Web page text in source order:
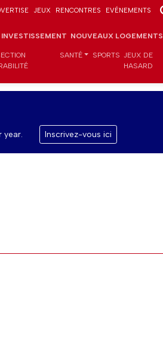
JEUX RENCONTRES EVÉNEMENTS
INVESTISSEMENT NOUVEAUX LOGEMENTS
SANTÉ SPORTS JEUX DE
HASARD
year. Inscrivez-vous ici